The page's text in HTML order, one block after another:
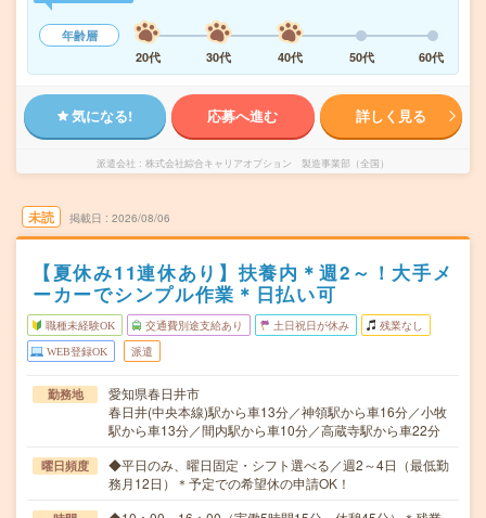
年齢層
20代
30代 40代 50代 60代
気になる! 応募へ進む 詳しく見る
派遣会社 株式会社綜合キャリアオプション 製造事業部（全国）
未読 掲載日 2026/08/06
【夏休み11連休あり】扶養内＊週2～！大手メ
ーカーでシンプル作業＊日払い可
職種未経験OK 交通費別途支給あり 土日祝日が休み 残業なし
WEB登録OK 派遣
勤務地
愛知県春日井市
春日井(中央本線)駅から車13分／神領駅から車16分／小牧
駅から車13分／間内駅から車10分／高蔵寺駅から車22分
曜日頻度
◆平日のみ、曜日固定・シフト選べる／週2～4日（最低勤
務月12日）＊予定での希望休の申請OK！